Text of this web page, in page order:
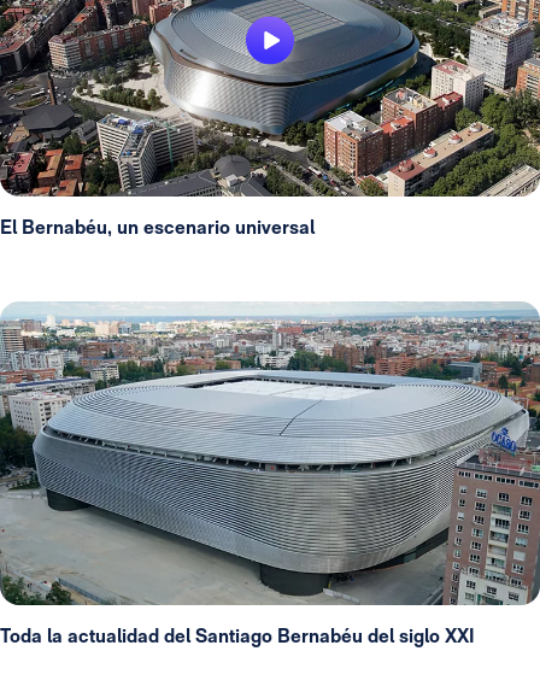
El Bernabéu, un escenario universal
Toda la actualidad del Santiago Bernabéu del siglo XXI